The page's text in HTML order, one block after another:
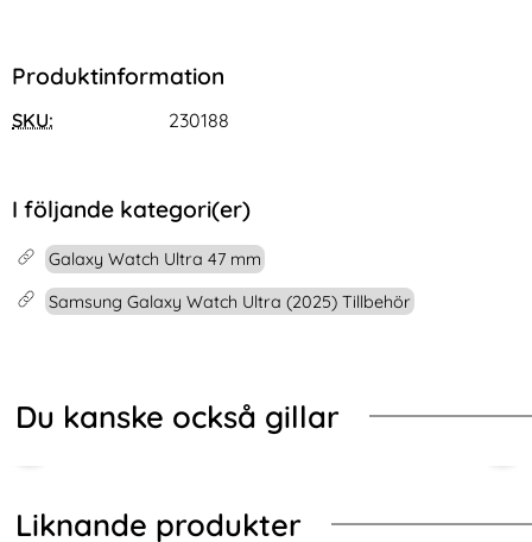
Produktinformation
SKU: 230188
I följande kategori(er)
Galaxy Watch Ultra 47 mm
Samsung Galaxy Watch Ultra (2025) Tillbehör
Du kanske också gillar
Liknande produkter